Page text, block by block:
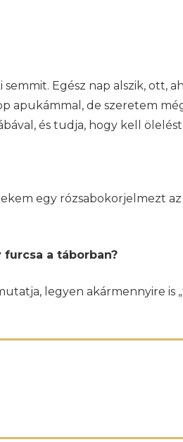
Egész nap alszik, ott,
apukámmal, de szeretem
és tudja, hogy kell ölelést
egy rózsabokorjelmezt az
a táborban?
legyen akármennyire is